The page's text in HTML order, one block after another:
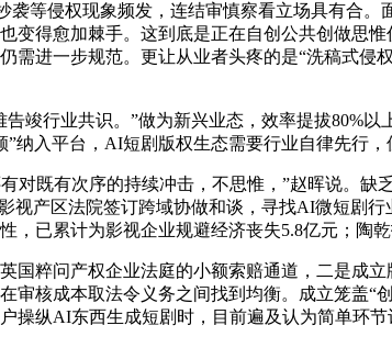
侵权现象频发，连结审慎察看立场具有合。
得愈加棘手。这到底是正在自创公共创做思
进一步规范。更让从业者头疼的是“洗稿式侵
行业共识。”做为新兴业态，效率提拔80%以
入平台，AI短剧版权生态需要行业自律先行，
既有次序的持续冲击，不思惟，”赵晖说。缺
视产区法院签订跨域协做和谈，寻找AI微短剧
已累计为影视企业规避经济丧失5.8亿元；陶
粹问产权企业法庭的小额索赔通道，二是成立
审核成本取法令义务之间找到均衡。成立笼
纵AI东西生成短剧时，目前遍及认为简单环